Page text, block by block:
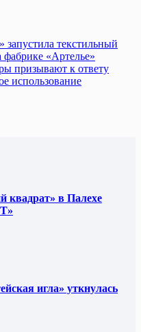
текстильный
фабрике «Артелье»
призывают к ответу
использование
квадрат» в Палехе
игла» уткнулась